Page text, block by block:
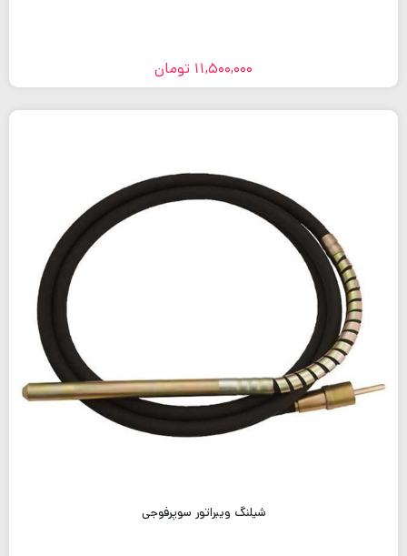
11,500,000 تومان
شیلنگ ویبراتور سوپرفوجی